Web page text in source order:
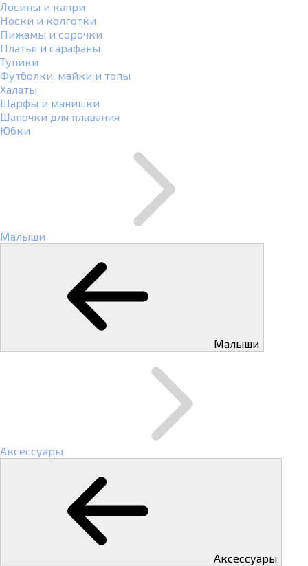
Лосины и капри
Носки и колготки
Пижамы и сорочки
Платья и сарафаны
Туники
Футболки, майки и топы
Халаты
Шарфы и манишки
Шапочки для плавания
Юбки
Малыши
Малыши
Аксессуары
Аксессуары